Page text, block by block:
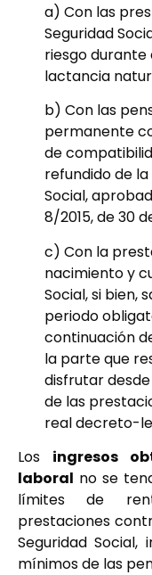
a) Con las
Seguridad
riesgo
lactancia
b) Con las
permanente
de
refundido de
Social,
8/2015, de 30
c) Con la
nacimiento y
Social, si bien,
periodo
continuación
la parte que
disfrutar
de las
real decreto-
Los ingresos
laboral no se
límites de
prestaciones
Seguridad
mínimos de las